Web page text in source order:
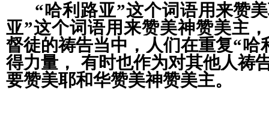
“哈利路亚”这个词语用来赞
亚”这个词语用来赞美神赞美主
督徒的祷告当中 ， 人们在重复“哈
得力量 ， 有时也作为对其他人祷
要赞美耶和华赞美神赞美主。